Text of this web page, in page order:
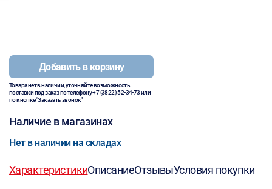
Добавить в корзину
Товара нет в наличии, уточняйте возможность
поставки под заказ по телефону+7 (3822) 52-34-73или
по кнопке "Заказать звонок"
Наличие в магазинах
Нет в наличии на складах
ХарактеристикиОписаниеОтзывыУсловия покупки